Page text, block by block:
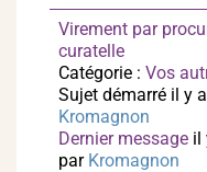
Virement par
curatelle
Catégorie : Vos
Sujet démarré il y
Kromagnon
Dernier message il
par Kromagnon